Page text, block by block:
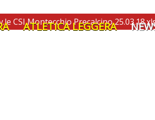
ATLETICA LEGGERA
CSI Montecchio Precalcino